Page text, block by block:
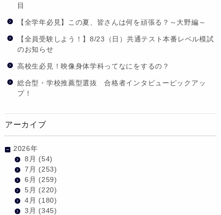
目
【全学年必見】この夏、皆さんは何を頑張る？～大野編～
【全員受験しよう！】8/23（日）共通テスト本番レベル模試
のお知らせ
高校生必見！映像身体学科ってなにをするの？
総合型・学校推薦型選抜 合格者インタビューピックアッ
プ！
アーカイブ
2026年
8月 (54)
7月 (253)
6月 (259)
5月 (220)
4月 (180)
3月 (345)